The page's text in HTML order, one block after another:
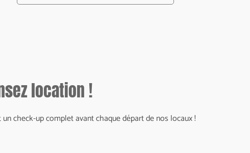
location !
check-up complet avant chaque départ de nos locaux !